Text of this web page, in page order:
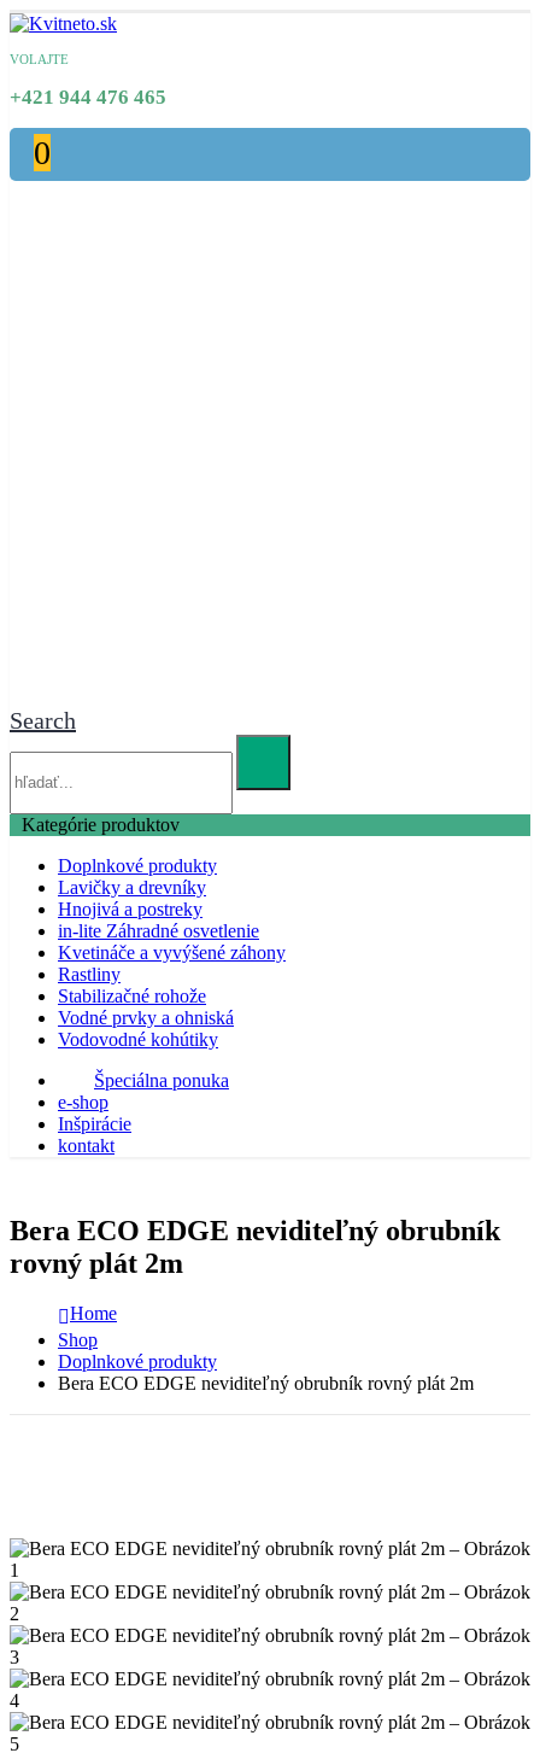
VOLAJTE
+421 944 476 465
0
Search
Kategórie produktov
Doplnkové produkty
Lavičky a drevníky
Hnojivá a postreky
in-lite Záhradné osvetlenie
Kvetináče a vyvýšené záhony
Rastliny
Stabilizačné rohože
Vodné prvky a ohniská
Vodovodné kohútiky
Špeciálna ponuka
e-shop
Inšpirácie
kontakt
Bera ECO EDGE neviditeľný obrubník
rovný plát 2m
Home
Shop
Doplnkové produkty
Bera ECO EDGE neviditeľný obrubník rovný plát 2m